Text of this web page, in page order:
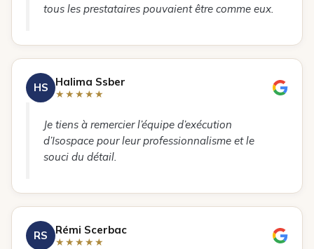
tous les prestataires pouvaient être comme eux.
HS Halima Ssber
★★★★★
Je tiens à remercier l’équipe d’exécution
d’Isospace pour leur professionnalisme et le
souci du détail.
RS Rémi Scerbac
★★★★★